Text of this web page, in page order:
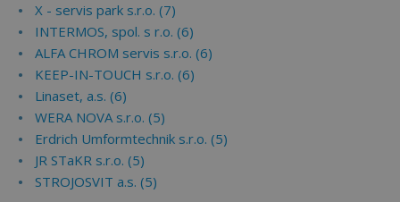
X - servis park s.r.o. (7)
INTERMOS, spol. s r.o. (6)
ALFA CHROM servis s.r.o. (6)
KEEP-IN-TOUCH s.r.o. (6)
Linaset, a.s. (6)
WERA NOVA s.r.o. (5)
Erdrich Umformtechnik s.r.o. (5)
JR STaKR s.r.o. (5)
STROJOSVIT a.s. (5)